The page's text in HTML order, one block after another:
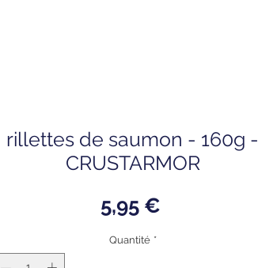
rillettes de saumon - 160g -
CRUSTARMOR
5,95 €
Quantité *